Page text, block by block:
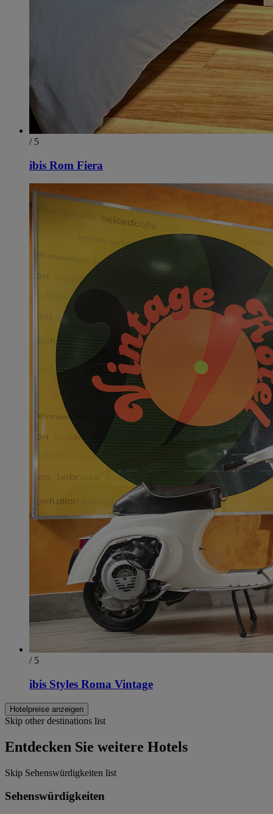
/ 5
ibis Rom Fiera
/ 5
ibis Styles Roma Vintage
Hotelpreise anzeigen
Skip other destinations list
Entdecken Sie weitere Hotels
Skip Sehenswürdigkeiten list
Sehenswürdigkeiten